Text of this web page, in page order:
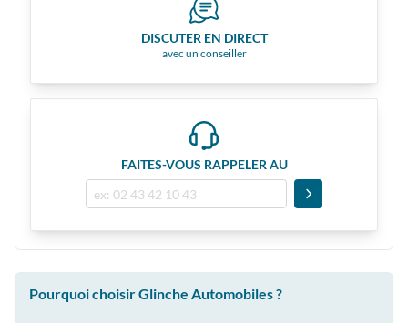
DISCUTER EN DIRECT
avec un conseiller
FAITES-VOUS RAPPELER AU
Pourquoi choisir Glinche Automobiles ?